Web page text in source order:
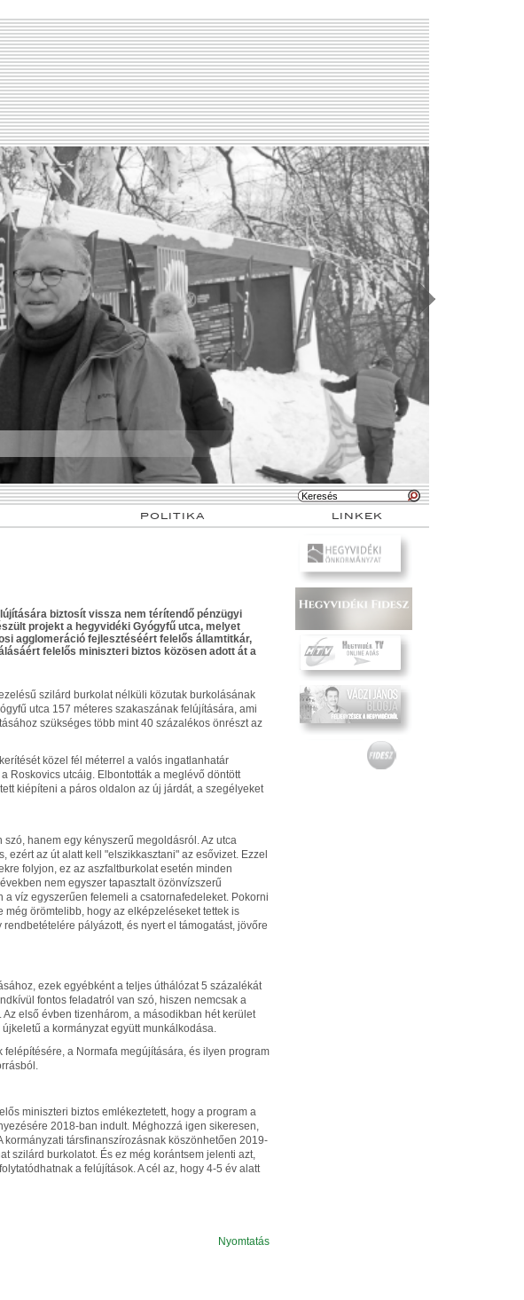
POLITIKA LINKEK
biztosít vissza nem térítendő pénzügyi
projekt a hegyvidéki Gyógyfű utca, melyet
agglomeráció fejlesztéséért felelős államtitkár,
felelős miniszteri biztos közösen adott át a
szilárd burkolat nélküli közutak burkolásának
utca 157 méteres szakaszának felújítására, ami
szükséges több mint 40 százalékos önrészt az
közel fél méterrel a valós ingatlanhatár
Roskovics utcáig. Elbontották a meglévő döntött
kiépíteni a páros oldalon az új járdát, a szegélyeket
hanem egy kényszerű megoldásról. Az utca
az út alatt kell "elszikkasztani" az esővizet. Ezzel
folyjon, ez az aszfaltburkolat esetén minden
nem egyszer tapasztalt özönvízszerű
víz egyszerűen felemeli a csatornafedeleket. Pokorni
örömtelibb, hogy az elképzeléseket tettek is
pályázott, és nyert el támogatást, jövőre
ezek egyébként a teljes úthálózat 5 százalékát
fontos feladatról van szó, hiszen nemcsak a
első évben tizenhárom, a másodikban hét kerület
a kormányzat együtt munkálkodása.
a Normafa megújítására, és ilyen program
miniszteri biztos emlékeztetett, hogy a program a
2018-ban indult. Méghozzá igen sikeresen,
társfinanszírozásnak köszönhetően 2019-
szilárd burkolatot. És ez még korántsem jelenti azt,
a felújítások. A cél az, hogy 4-5 év alatt
Nyomtatás